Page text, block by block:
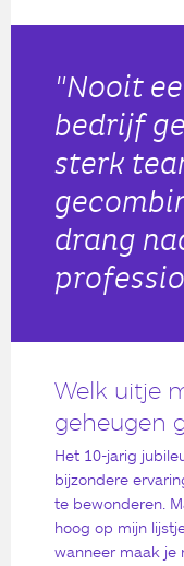
"Nooit
bedrijf
sterk
drang
Welk uitje
geheugen
Het 10-jarig
bijzondere
te bewonderen.
hoog op mijn
wanneer maak je